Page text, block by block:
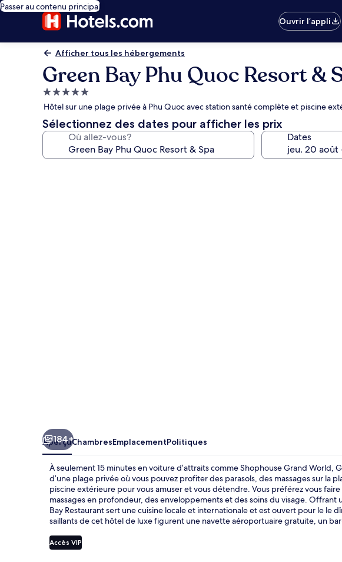
Passer au contenu principal
Ouvrir l’appli
Afficher tous les hébergements
Green Bay Phu Quoc Resort &
Hébergement
5.0 étoiles
Hôtel sur une plage privée à Phu Quoc avec station santé complète et piscine
Sélectionnez des dates pour afficher les prix
Où allez-vous? Dates
184+
AperçuChambresEmplacementPolitiques
À seulement 15 minutes en voiture d’attraits comme Shophouse Grand World,
d’une plage privée où vous pouvez profiter des parasols, des massages sur la
piscine extérieure pour vous amuser et vous détendre. Vous préférez vous
massages en profondeur, des enveloppements et des soins du visage.
Bay Restaurant sert une cuisine locale et internationale et est ouvert pour le le
saillants de cet hôtel de luxe figurent une navette aéroportuaire gratuite, un
Accès VIP